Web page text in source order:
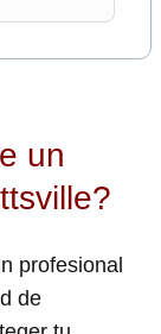
un
profesional
de